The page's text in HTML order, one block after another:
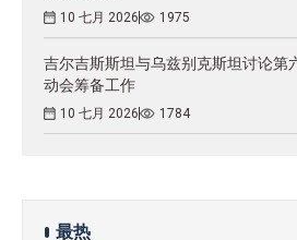
10 七月 2026 1975
吉尔吉斯斯坦与乌兹别克斯坦讨论第
动会筹备工作
10 七月 2026 1784
最热